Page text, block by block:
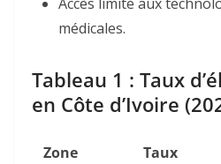
médicales.
Tableau 1 : Taux
en Côte d’Ivoire
Zone
Taux